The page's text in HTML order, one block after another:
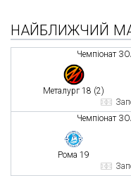
НАЙБЛИЖЧИЙ
Чемпіонат
Металург 18 (2)
Чемпіонат
Рома 19